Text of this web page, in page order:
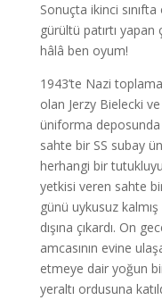
Sonuçta ikinci
gürültü patırtı
hâlâ ben oyum!
1943’te Nazi toplama
olan Jerzy Bielecki ve
üniforma deposunda
sahte bir SS subay
herhangi bir
yetkisi veren sahte
günü uykusuz kalmış
dışına çıkardı. On
amcasının evine
etmeye dair yoğun
yeraltı ordusuna